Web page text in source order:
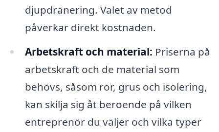
djupdränering. Valet av metod
påverkar direkt kostnaden.
Arbetskraft och material: Priserna på
arbetskraft och de material som
behövs, såsom rör, grus och isolering,
kan skilja sig åt beroende på vilken
entreprenör du väljer och vilka typer